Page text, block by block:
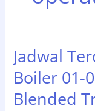
Jadwal
Boiler 01-
Blended